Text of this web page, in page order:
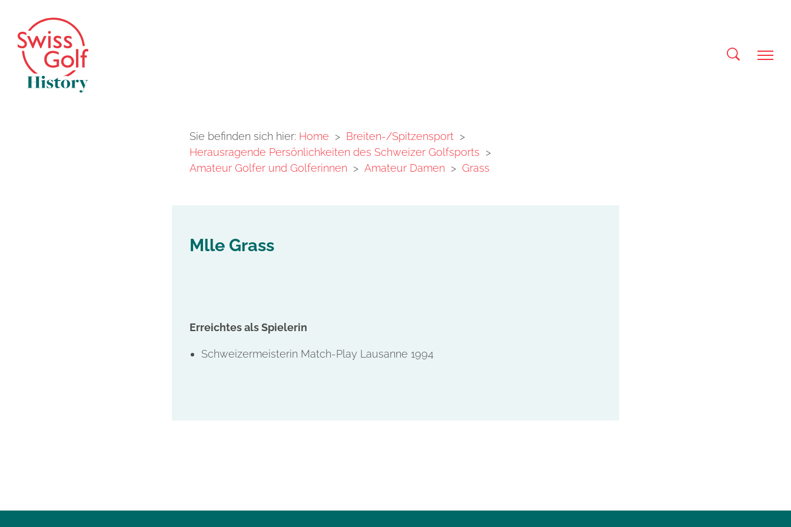
Sie befinden sich hier: Home > Breiten-/Spitzensport >
Herausragende Persönlichkeiten des Schweizer Golfsports >
Amateur Golfer und Golferinnen > Amateur Damen > Grass
Mlle Grass
Erreichtes als Spielerin
Schweizermeisterin Match-Play Lausanne 1994